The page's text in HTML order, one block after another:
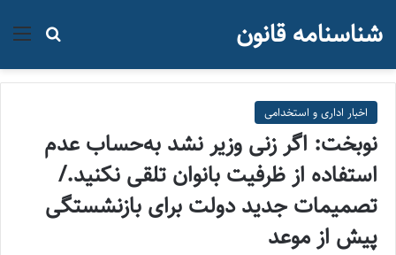
جستجو شناسنامه قانون
اخبار اداری و استخدامی
نوبخت: اگر زنی وزیر نشد به‌حساب عدم
استفاده از ظرفیت بانوان تلقی نکنید./
تصمیمات جدید دولت برای بازنشستگی
پیش از موعد